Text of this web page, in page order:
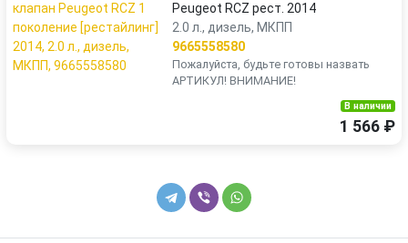
Peugeot RCZ рест. 2014
2.0 л., дизель, МКПП
9665558580
Пожалуйста, будьте готовы назвать
АРТИКУЛ! ВНИМАНИЕ!
В наличии
1 566 ₽